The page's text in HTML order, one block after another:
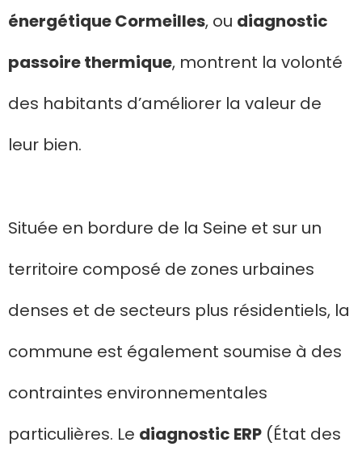
énergétique Cormeilles, ou diagnostic
passoire thermique, montrent la volonté
des habitants d’améliorer la valeur de
leur bien.
Située en bordure de la Seine et sur un
territoire composé de zones urbaines
denses et de secteurs plus résidentiels, la
commune est également soumise à des
contraintes environnementales
particulières. Le diagnostic ERP (État des